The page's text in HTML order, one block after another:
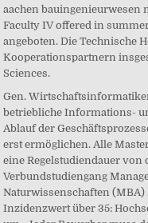
Gen.
betriebliche Informations-
Ablauf der
erst ermöglichen. Alle
eine Regelstudiendauer
Verbundstudiengang
Naturwissenschaften (MBA)
Inzidenzwert über 35: